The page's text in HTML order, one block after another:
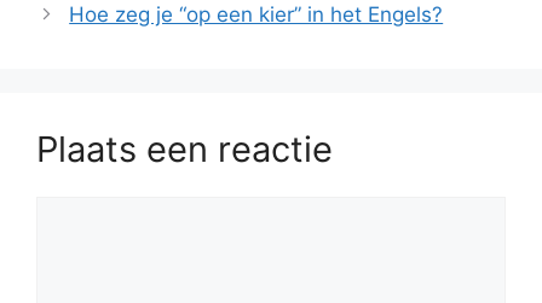
Hoe zeg je “op een kier” in het Engels?
Plaats een reactie